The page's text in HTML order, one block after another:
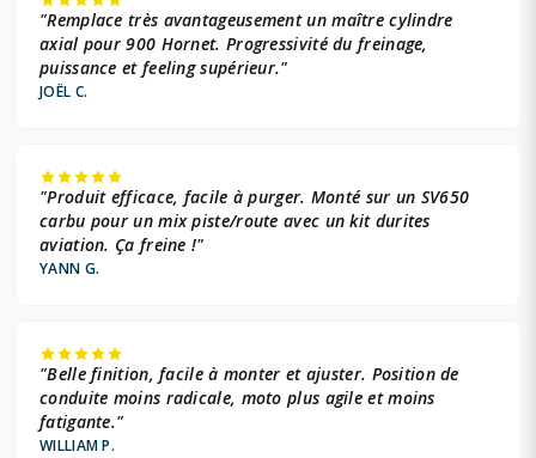
"Remplace très avantageusement un maître cylindre
axial pour 900 Hornet. Progressivité du freinage,
puissance et feeling supérieur."
JOËL C.
"Produit efficace, facile à purger. Monté sur un SV650
carbu pour un mix piste/route avec un kit durites
aviation. Ça freine !"
YANN G.
"Belle finition, facile à monter et ajuster. Position de
conduite moins radicale, moto plus agile et moins
fatigante."
WILLIAM P.